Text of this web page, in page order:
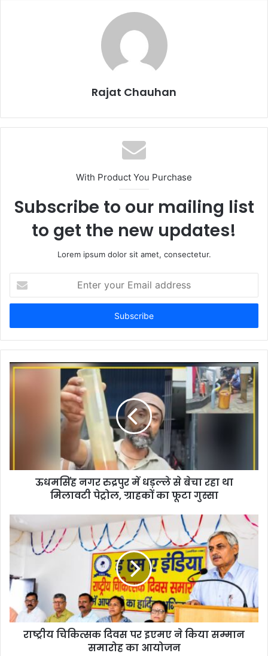
Rajat Chauhan
With Product You Purchase
Subscribe to our mailing list
to get the new updates!
Lorem ipsum dolor sit amet, consectetur.
your
Email
ऊधमसिंह नगर रुद्रपुर में धड़ल्ले से बेचा रहा था
मिलावटी पेट्रोल, ग्राहकों का फूटा गुस्सा
राष्ट्रीय चिकित्सक दिवस पर इएमए ने किया सम्मान
समारोह का आयोजन